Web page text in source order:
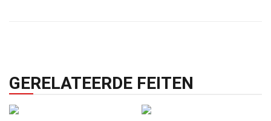
GERELATEERDE FEITEN